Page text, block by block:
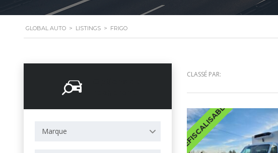
GLOBAL AUTO > LISTINGS > FRIGO
Marque
CLASSÉ PAR:
DEFISCALISABLE